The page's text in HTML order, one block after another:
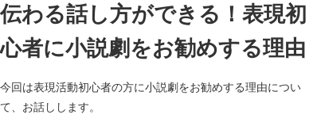
伝わる話し方ができる！表現初
心者に小説劇をお勧めする理由
今回は表現活動初心者の方に小説劇をお勧めする理由につい
て、お話しします。